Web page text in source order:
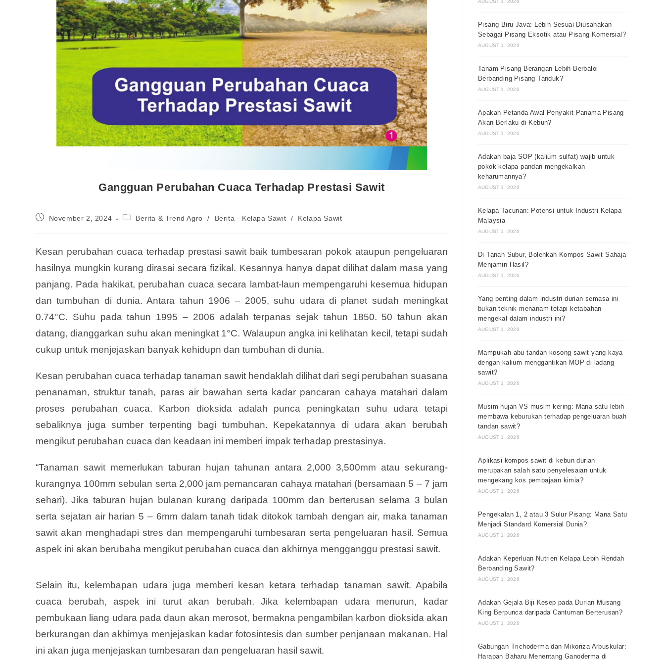
Gangguan Perubahan Cuaca Terhadap Prestasi Sawit
November 2, 2024 Berita & Trend Agro / Berita - Kelapa Sawit / Kelapa Sawit
Kesan perubahan cuaca terhadap prestasi sawit baik tumbesaran pokok ataupun pengeluaran
hasilnya mungkin kurang dirasai secara fizikal. Kesannya hanya dapat dilihat dalam masa yang
panjang. Pada hakikat, perubahan cuaca secara lambat-laun mempengaruhi kesemua hidupan
dan tumbuhan di dunia. Antara tahun 1906 – 2005, suhu udara di planet sudah meningkat
0.74°C. Suhu pada tahun 1995 – 2006 adalah terpanas sejak tahun 1850. 50 tahun akan
datang, dianggarkan suhu akan meningkat 1°C. Walaupun angka ini kelihatan kecil, tetapi sudah
cukup untuk menjejaskan banyak kehidupn dan tumbuhan di dunia.
Kesan perubahan cuaca terhadap tanaman sawit hendaklah dilihat dari segi perubahan suasana
penanaman, struktur tanah, paras air bawahan serta kadar pancaran cahaya matahari dalam
proses perubahan cuaca. Karbon dioksida adalah punca peningkatan suhu udara tetapi
sebaliknya juga sumber terpenting bagi tumbuhan. Kepekatannya di udara akan berubah
mengikut perubahan cuaca dan keadaan ini memberi impak terhadap prestasinya.
“Tanaman sawit memerlukan taburan hujan tahunan antara 2,000 3,500mm atau sekurang-
kurangnya 100mm sebulan serta 2,000 jam pemancaran cahaya matahari (bersamaan 5 – 7 jam
sehari). Jika taburan hujan bulanan kurang daripada 100mm dan berterusan selama 3 bulan
serta sejatan air harian 5 – 6mm dalam tanah tidak ditokok tambah dengan air, maka tanaman
sawit akan menghadapi stres dan mempengaruhi tumbesaran serta pengeluaran hasil. Semua
aspek ini akan berubaha mengikut perubahan cuaca dan akhirnya mengganggu prestasi sawit.
Selain itu, kelembapan udara juga memberi kesan ketara terhadap tanaman sawit. Apabila
cuaca berubah, aspek ini turut akan berubah. Jika kelembapan udara menurun, kadar
pembukaan liang udara pada daun akan merosot, bermakna pengambilan karbon dioksida akan
berkurangan dan akhirnya menjejaskan kadar fotosintesis dan sumber penjanaan makanan. Hal
ini akan juga menjejaskan tumbesaran dan pengeluaran hasil sawit.
AUGUST 1, 2026
Pisang Biru Java: Lebih Sesuai Diusahakan
Sebagai Pisang Eksotik atau Pisang Komersial?
AUGUST 1, 2026
Tanam Pisang Berangan Lebih Berbaloi
Berbanding Pisang Tanduk?
AUGUST 1, 2026
Apakah Petanda Awal Penyakit Panama Pisang
Akan Berlaku di Kebun?
AUGUST 1, 2026
Adakah baja SOP (kalium sulfat) wajib untuk
pokok kelapa pandan mengekalkan
keharumannya?
AUGUST 1, 2026
Kelapa Tacunan: Potensi untuk Industri Kelapa
Malaysia
AUGUST 1, 2026
Di Tanah Subur, Bolehkah Kompos Sawit Sahaja
Menjamin Hasil?
AUGUST 1, 2026
Yang penting dalam industri durian semasa ini
bukan teknik menanam tetapi ketabahan
mengekal dalam industri ini?
AUGUST 1, 2026
Mampukah abu tandan kosong sawit yang kaya
dengan kalium menggantikan MOP di ladang
sawit?
AUGUST 1, 2026
Musim hujan VS musim kering: Mana satu lebih
membawa keburukan terhadap pengeluaran buah
tandan sawit?
AUGUST 1, 2026
Aplikasi kompos sawit di kebun durian
merupakan salah satu penyelesaian untuk
mengekang kos pembajaan kimia?
AUGUST 1, 2026
Pengekalan 1, 2 atau 3 Sulur Pisang: Mana Satu
Menjadi Standard Komersial Dunia?
AUGUST 1, 2026
Adakah Keperluan Nutrien Kelapa Lebih Rendah
Berbanding Sawit?
AUGUST 1, 2026
Adakah Gejala Biji Kesep pada Durian Musang
King Berpunca daripada Cantuman Berterusan?
AUGUST 1, 2026
Gabungan Trichoderma dan Mikoriza Arbuskular:
Harapan Baharu Menentang Ganoderma di